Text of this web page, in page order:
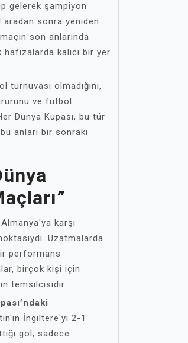
gelerek şampiyon
aradan sonra yeniden
son anlarında
kalıcı bir yer
olmadığını,
ve futbol
Dünya Kupası, bu tür
anları bir sonraki
karşı
Uzatmalarda
performans
birçok kişi için
temsilcisidir.
İngiltere'yi 2-1
gol, sadece